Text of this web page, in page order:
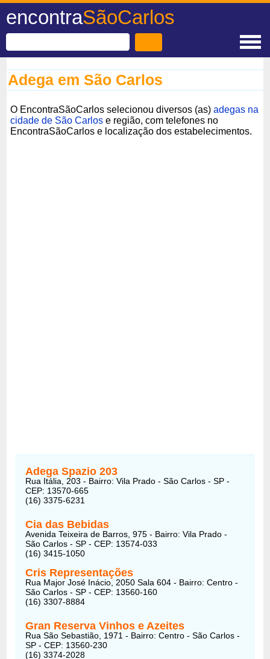
encontraSãoCarlos
Adega em São Carlos
O EncontraSãoCarlos selecionou diversos (as)adegas na
cidade de São Carlos e região, com telefones no
EncontraSãoCarlos e localização dos estabelecimentos.
Adega Spazio 203
Rua Itália, 203 - Bairro: Vila Prado - São Carlos - SP -
CEP: 13570-665
(16) 3375-6231
Cia das Bebidas
Avenida Teixeira de Barros, 975 - Bairro: Vila Prado -
São Carlos - SP - CEP: 13574-033
(16) 3415-1050
Cris Representações
Rua Major José Inácio, 2050 Sala 604 - Bairro: Centro -
São Carlos - SP - CEP: 13560-160
(16) 3307-8884
Gran Reserva Vinhos e Azeites
Rua São Sebastião, 1971 - Bairro: Centro - São Carlos -
SP - CEP: 13560-230
(16) 3374-2028